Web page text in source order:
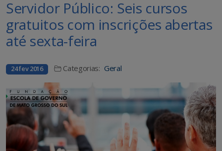
Servidor Público: Seis cursos
gratuitos com inscrições abertas
até sexta-feira
24 fev 2016 Categorias: Geral